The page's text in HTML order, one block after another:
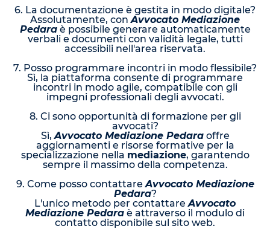
6. La documentazione è gestita in modo digitale?
Assolutamente, conAvvocato Mediazione
Pedaraè possibile generare automaticamente
verbali e documenti con validità legale, tutti
accessibili nell'area riservata.
7. Posso programmare incontri in modo flessibile?
Sì, la piattaforma consente di programmare
incontri in modo agile, compatibile con gli
impegni professionali degli avvocati.
8. Ci sono opportunità di formazione per gli
avvocati?
Sì,Avvocato Mediazione Pedaraoffre
aggiornamenti e risorse formative per la
specializzazione nella mediazione, garantendo
sempre il massimo della competenza.
9. Come posso contattareAvvocato Mediazione
Pedara?
L'unico metodo per contattareAvvocato
Mediazione Pedara è attraverso il modulo di
contatto disponibile sul sito web.